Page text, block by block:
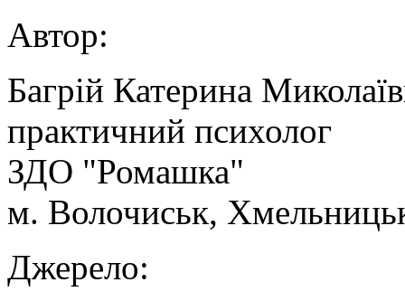
Автор:
Багрій Катерина
практичний психолог
ЗДО "Ромашка"
м. Волочиськ,
Джерело: